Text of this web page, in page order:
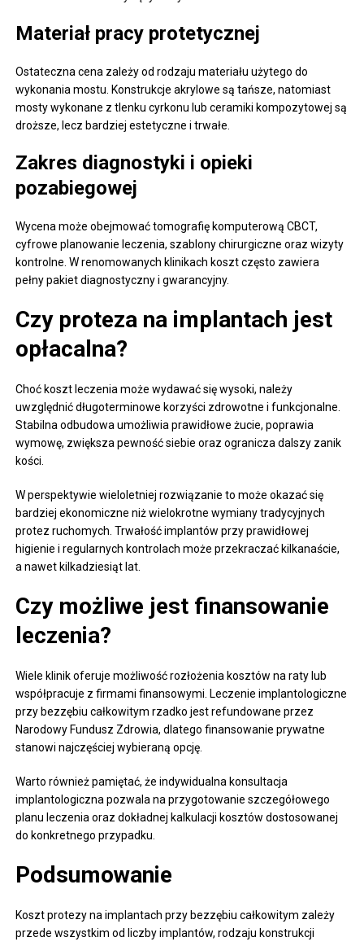
Materiał pracy protetycznej
Ostateczna cena zależy od rodzaju materiału użytego do
wykonania mostu. Konstrukcje akrylowe są tańsze, natomiast
mosty wykonane z tlenku cyrkonu lub ceramiki kompozytowej są
droższe, lecz bardziej estetyczne i trwałe.
Zakres diagnostyki i opieki
pozabiegowej
Wycena może obejmować tomografię komputerową CBCT,
cyfrowe planowanie leczenia, szablony chirurgiczne oraz wizyty
kontrolne. W renomowanych klinikach koszt często zawiera
pełny pakiet diagnostyczny i gwarancyjny.
Czy proteza na implantach jest
opłacalna?
Choć koszt leczenia może wydawać się wysoki, należy
uwzględnić długoterminowe korzyści zdrowotne i funkcjonalne.
Stabilna odbudowa umożliwia prawidłowe żucie, poprawia
wymowę, zwiększa pewność siebie oraz ogranicza dalszy zanik
kości.
W perspektywie wieloletniej rozwiązanie to może okazać się
bardziej ekonomiczne niż wielokrotne wymiany tradycyjnych
protez ruchomych. Trwałość implantów przy prawidłowej
higienie i regularnych kontrolach może przekraczać kilkanaście,
a nawet kilkadziesiąt lat.
Czy możliwe jest finansowanie
leczenia?
Wiele klinik oferuje możliwość rozłożenia kosztów na raty lub
współpracuje z firmami finansowymi. Leczenie implantologiczne
przy bezzębiu całkowitym rzadko jest refundowane przez
Narodowy Fundusz Zdrowia, dlatego finansowanie prywatne
stanowi najczęściej wybieraną opcję.
Warto również pamiętać, że indywidualna konsultacja
implantologiczna pozwala na przygotowanie szczegółowego
planu leczenia oraz dokładnej kalkulacji kosztów dostosowanej
do konkretnego przypadku.
Podsumowanie
Koszt protezy na implantach przy bezzębiu całkowitym zależy
przede wszystkim od liczby implantów, rodzaju konstrukcji